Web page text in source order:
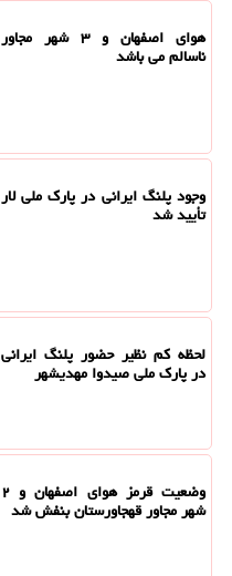
هوای اصفهان و ۳ شهر مجاور
ناسالم می باشد
وجود پلنگ ایرانی در پارک ملی لار
تأیید شد
لحظه کم نظیر حضور پلنگ ایرانی
در پارک ملی صیدوا مهدیشهر
وضعیت قرمز هوای اصفهان و ۲
شهر مجاور قهجاورستان بنفش شد